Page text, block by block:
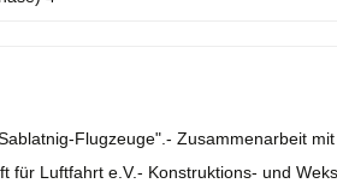
Flugzeuge".- Zusammenarbeit
für Luftfahrt e.V.- Konstruktions- und